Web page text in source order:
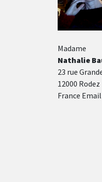
Madame
Nathalie
23 rue
12000 Rodez
France Email